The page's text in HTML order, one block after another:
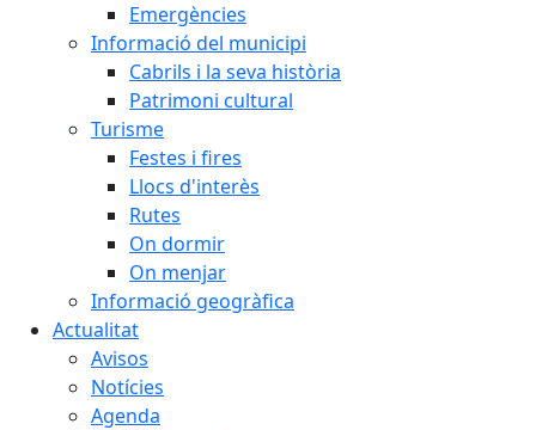
Emergències
Informació del municipi
Cabrils i la seva història
Patrimoni cultural
Turisme
Festes i fires
Llocs d'interès
Rutes
On dormir
On menjar
Informació geogràfica
Actualitat
Avisos
Notícies
Agenda